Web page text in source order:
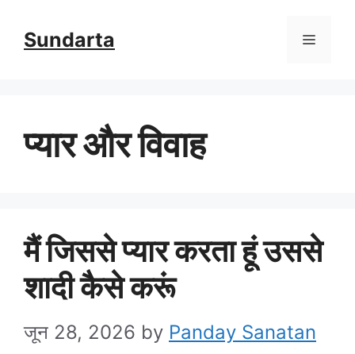
Sundarta Menu
प्यार और विवाह
मैं जिससे प्यार करता हूं उससे
शादी कैसे करूं
जून 28, 2026 by Panday Sanatan